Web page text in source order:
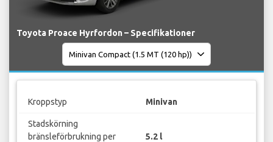
Toyota Proace Hyrfordon – Specifikationer
Kroppstyp Minivan
Stadskörning
bränsleförbrukning per
5.2 l